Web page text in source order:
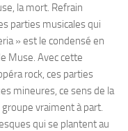
la mort. Refrain
parties musicales qui
» est le condensé en
Muse. Avec cette
rock, ces parties
mineures, ce sens de la
vraiment à part.
qui se plantent au